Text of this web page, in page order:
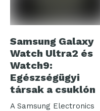
Samsung Galaxy
Watch Ultra2 és
Watch9:
Egészségügyi
társak a csuklón
A Samsung Electronics